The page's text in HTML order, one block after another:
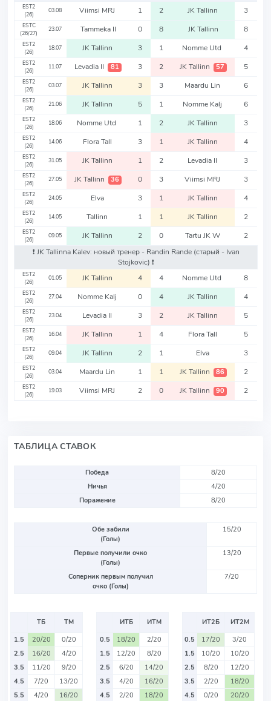
EST2
(26)
03.08 Viimsi MRJ 1 2 JK Tallinn 3
ESTC
(26/27)
23.07 Tammeka II 0 8 JK Tallinn 8
EST2
(26)
18.07 JK Tallinn 3 1 Nomme Utd 4
EST2
(26)
11.07 Levadia II 81 3 2 JK Tallinn 57 5
EST2
(26)
03.07 JK Tallinn 3 3 Maardu Lin 6
EST2
(26)
21.06 JK Tallinn 5 1 Nomme Kalj 6
EST2
(26)
18.06 Nomme Utd 1 2 JK Tallinn 3
EST2
(26)
14.06 Flora Tall 3 1 JK Tallinn 4
EST2
(26)
31.05 JK Tallinn 1 2 Levadia II 3
EST2
(26)
27.05 JK Tallinn 36 0 3 Viimsi MRJ 3
EST2
(26)
24.05 Elva 3 1 JK Tallinn 4
EST2
(26)
14.05 Tallinn 1 1 JK Tallinn 2
EST2
(26)
09.05 JK Tallinn 2 0 Tartu JK W
2
❗️ JK Tallinna Kalev: новый тренер - Randin Rande (старый - Ivan
Stojkovic) ❗️
EST2
(26)
01.05 JK Tallinn 4 4 Nomme Utd 8
EST2
(26)
27.04 Nomme Kalj 0 4 JK Tallinn 4
EST2
(26)
23.04 Levadia II 3 2 JK Tallinn 5
EST2
(26)
16.04 JK Tallinn 1 4 Flora Tall 5
EST2
(26)
09.04 JK Tallinn 2 1 Elva 3
EST2
(26)
03.04 Maardu Lin 1 1 JK Tallinn 86 2
EST2
(26)
19.03 Viimsi MRJ 2 0 JK Tallinn 90 2
ТАБЛИЦА СТАВОК
Победа
8/20
Ничья
4/20
Поражение
8/20
Обе забили
(Голы)
15/20
Первые получили очко
(Голы)
13/20
Соперник первым получил
очко (Голы)
7/20
ТБ
ТМ
1.5
20/20
0/20
2.5
16/20
4/20
3.5
11/20
9/20
4.5
7/20
13/20
5.5
4/20
16/20
ИТБ
ИТМ
0.5
18/20
2/20
1.5
12/20
8/20
2.5
6/20
14/20
3.5
4/20
16/20
4.5
2/20
18/20
ИТ2Б
ИТ2М
0.5
17/20
3/20
1.5
10/20
10/20
2.5
8/20
12/20
3.5
2/20
18/20
4.5
0/20 20/20